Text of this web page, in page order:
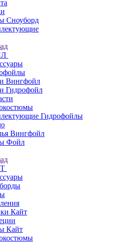
Сноуборд
Вингфойл
Гидрофойл
Гидрофойлы
Вингфойл
Фойл
Кайт
Кайт